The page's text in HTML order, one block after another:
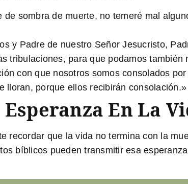
de sombra de muerte, no temeré mal
y Padre de nuestro Señor Jesucristo,
tribulaciones, para que podamos
con que nosotros somos consolados
lloran, porque ellos recibirán consolación.»
En La
recordar que la vida no termina con la
bíblicos pueden transmitir esa